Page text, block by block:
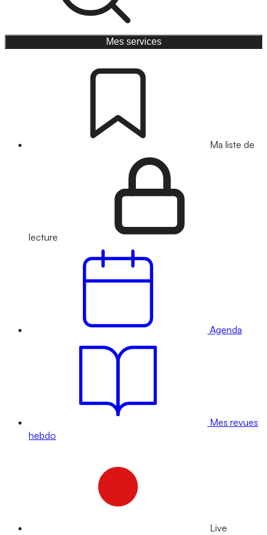
Mes services
Ma liste de
lecture
Agenda
Mes revues
hebdo
Live